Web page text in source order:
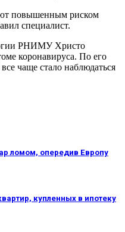
повышенным риском
специалист.
РНИМУ Христо
коронавируса. По его
чаще стало наблюдаться
ломом, опередив Европу
купленных в ипотеку